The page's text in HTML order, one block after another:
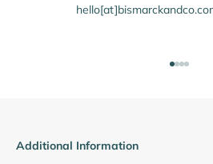
Additional Information